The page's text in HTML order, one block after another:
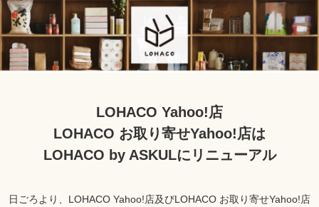
LOHACO Yahoo!店
LOHACO お取り寄せYahoo!店は
LOHACO by ASKULにリニューアル
日ごろより、LOHACO Yahoo!店及びLOHACO お取り寄せYahoo!店